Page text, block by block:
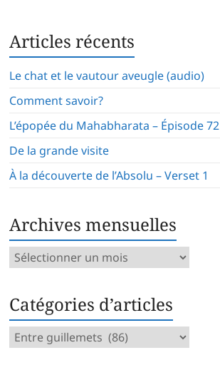
Articles récents
Le chat et le vautour aveugle (audio)
Comment savoir?
L’épopée du Mahabharata – Épisode 72
De la grande visite
À la découverte de l’Absolu – Verset 1
Archives mensuelles
Archives
Catégories d’articles
Catégories